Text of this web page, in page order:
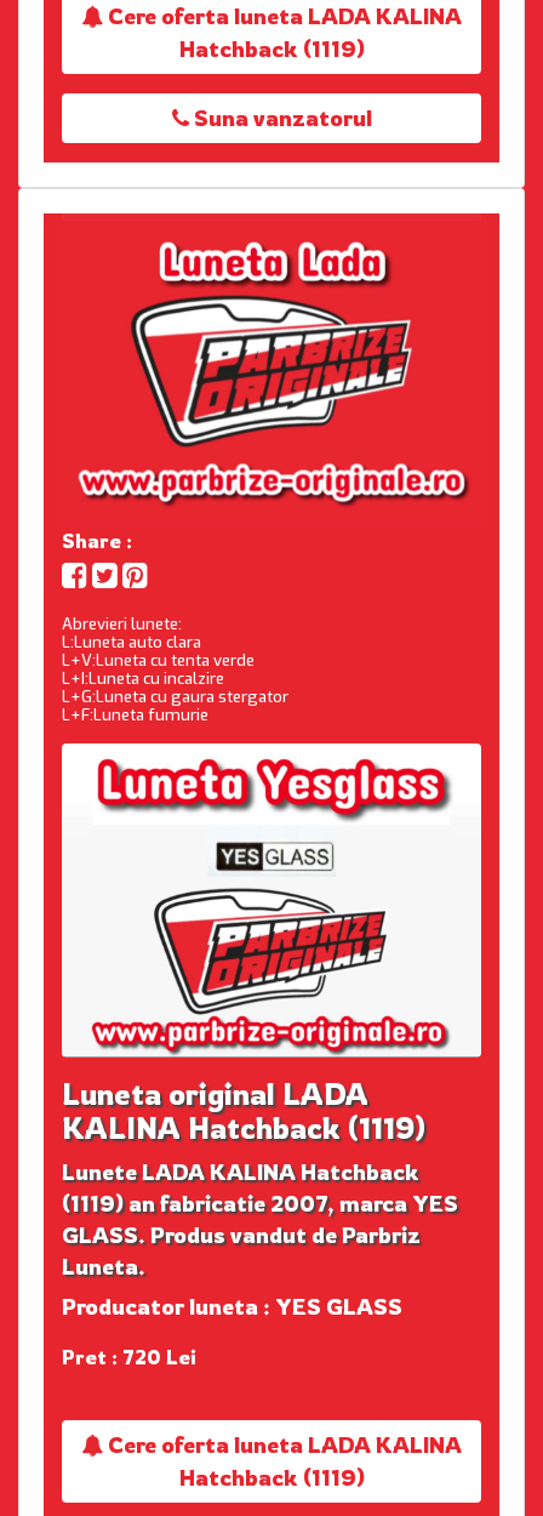
Cere oferta luneta LADA KALINA
Hatchback (1119)
Suna vanzatorul
Share :
Abrevieri lunete:
L:Luneta auto clara
L+V:Luneta cu tenta verde
L+I:Luneta cu incalzire
L+G:Luneta cu gaura stergator
L+F:Luneta fumurie
Luneta original LADA
KALINA Hatchback (1119)
Lunete LADA KALINA Hatchback
(1119) an fabricatie 2007, marca YES
GLASS. Produs vandut de Parbriz
Luneta.
Producator luneta : YES GLASS
Pret : 720 Lei
Cere oferta luneta LADA KALINA
Hatchback (1119)